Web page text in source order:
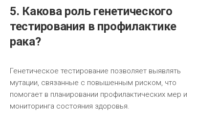
5. Какова роль генетического
тестирования в профилактике
рака?
Генетическое тестирование позволяет выявлять
мутации, связанные с повышенным риском, что
помогает в планировании профилактических мер и
мониторинга состояния здоровья.